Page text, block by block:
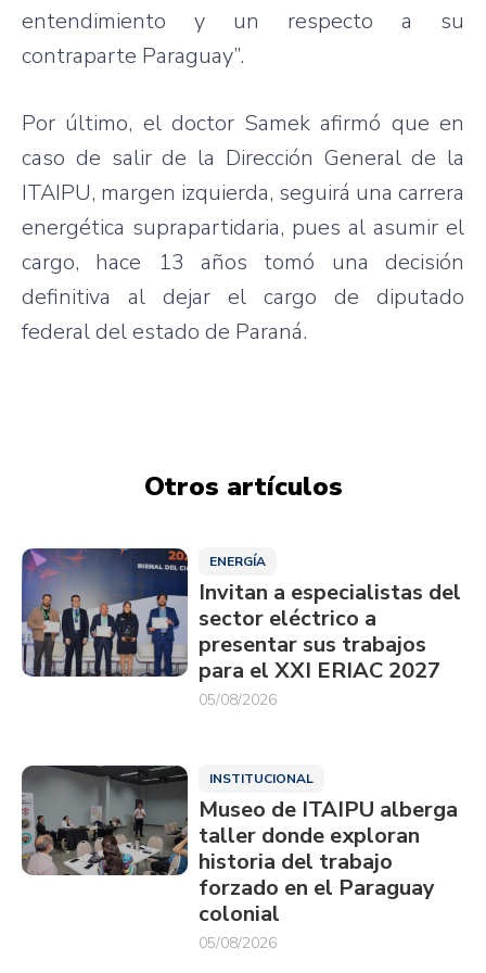
entendimiento y un respecto a su
contraparte Paraguay”.
Por último, el doctor Samek afirmó que en
caso de salir de la Dirección General de la
ITAIPU, margen izquierda, seguirá una carrera
energética suprapartidaria, pues al asumir el
cargo, hace 13 años tomó una decisión
definitiva al dejar el cargo de diputado
federal del estado de Paraná.
Otros artículos
ENERGÍA
Invitan a especialistas del
sector eléctrico a
presentar sus trabajos
para el XXI ERIAC 2027
05/08/2026
INSTITUCIONAL
Museo de ITAIPU alberga
taller donde exploran
historia del trabajo
forzado en el Paraguay
colonial
05/08/2026